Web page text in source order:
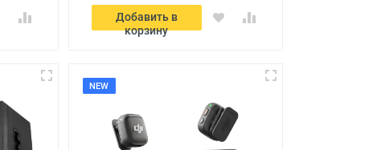
Добавить в
корзину
NEW